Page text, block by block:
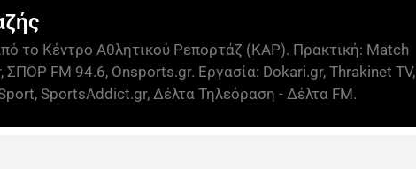
το Κέντρο Αθλητικού Ρεπορτάζ (ΚΑΡ). Πρακτική: Match
ΣΠΟΡ FM 94.6, Onsports.gr. Εργασία: Dokari.gr, Thrakinet TV,
SportsAddict.gr, Δέλτα Τηλεόραση - Δέλτα FM.